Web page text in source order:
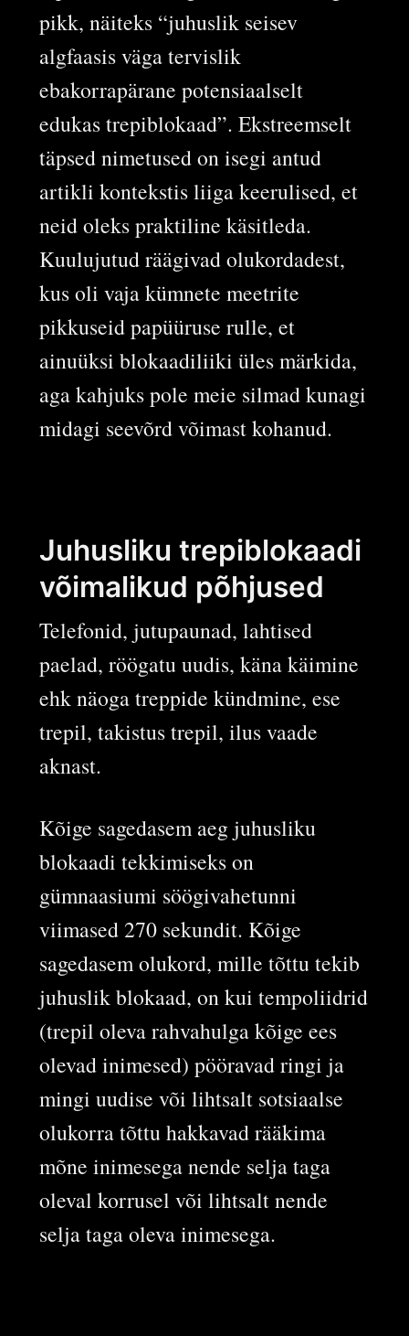
pikk, näiteks “juhuslik seisev
algfaasis väga tervislik
ebakorrapärane potensiaalselt
edukas trepiblokaad”. Ekstreemselt
täpsed nimetused on isegi antud
artikli kontekstis liiga keerulised, et
neid oleks praktiline käsitleda.
Kuulujutud räägivad olukordadest,
kus oli vaja kümnete meetrite
pikkuseid papüüruse rulle, et
ainuüksi blokaadiliiki üles märkida,
aga kahjuks pole meie silmad kunagi
midagi seevõrd võimast kohanud.
Juhusliku trepiblokaadi
võimalikud põhjused
Telefonid, jutupaunad, lahtised
paelad, röögatu uudis, käna käimine
ehk näoga treppide kündmine, ese
trepil, takistus trepil, ilus vaade
aknast.
Kõige sagedasem aeg juhusliku
blokaadi tekkimiseks on
gümnaasiumi söögivahetunni
viimased 270 sekundit. Kõige
sagedasem olukord, mille tõttu tekib
juhuslik blokaad, on kui tempoliidrid
(trepil oleva rahvahulga kõige ees
olevad inimesed) pööravad ringi ja
mingi uudise või lihtsalt sotsiaalse
olukorra tõttu hakkavad rääkima
mõne inimesega nende selja taga
oleval korrusel või lihtsalt nende
selja taga oleva inimesega.